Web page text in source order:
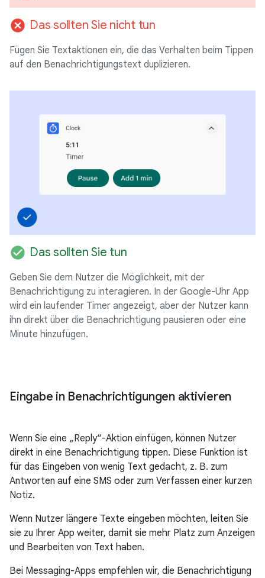
cancel Das sollten Sie nicht tun
Fügen Sie Textaktionen ein, die das Verhalten beim Tippen
auf den Benachrichtigungstext duplizieren.
check_circle Das sollten Sie tun
Geben Sie dem Nutzer die Möglichkeit, mit der
Benachrichtigung zu interagieren. In der Google-Uhr App
wird ein laufender Timer angezeigt, aber der Nutzer kann
ihn direkt über die Benachrichtigung pausieren oder eine
Minute hinzufügen.
Eingabe in Benachrichtigungen aktivieren
Wenn Sie eine „Reply“-Aktion einfügen, können Nutzer
direkt in eine Benachrichtigung tippen. Diese Funktion ist
für das Eingeben von wenig Text gedacht, z. B. zum
Antworten auf eine SMS oder zum Verfassen einer kurzen
Notiz.
Wenn Nutzer längere Texte eingeben möchten, leiten Sie
sie zu Ihrer App weiter, damit sie mehr Platz zum Anzeigen
und Bearbeiten von Text haben.
Bei Messaging-Apps empfehlen wir, die Benachrichtigung